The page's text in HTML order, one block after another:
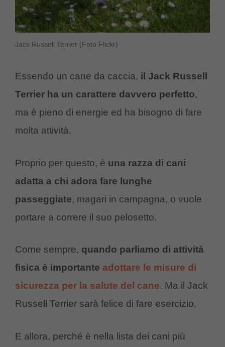
Jack Russell Terrier (Foto Flickr)
Essendo un cane da caccia, il Jack Russell
Terrier ha un carattere davvero perfetto,
ma è pieno di energie ed ha bisogno di fare
molta attività.
Proprio per questo, è una razza di cani
adatta a chi adora fare lunghe
passeggiate, magari in campagna, o vuole
portare a correre il suo pelosetto.
Come sempre, quando parliamo di attività
fisica è importante adottare le misure di
sicurezza per la salute del cane. Ma il Jack
Russell Terrier sarà felice di fare esercizio.
E allora, perché è nella lista dei cani più